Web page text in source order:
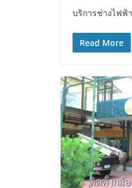
บริการช่างไฟฟ้
Read More